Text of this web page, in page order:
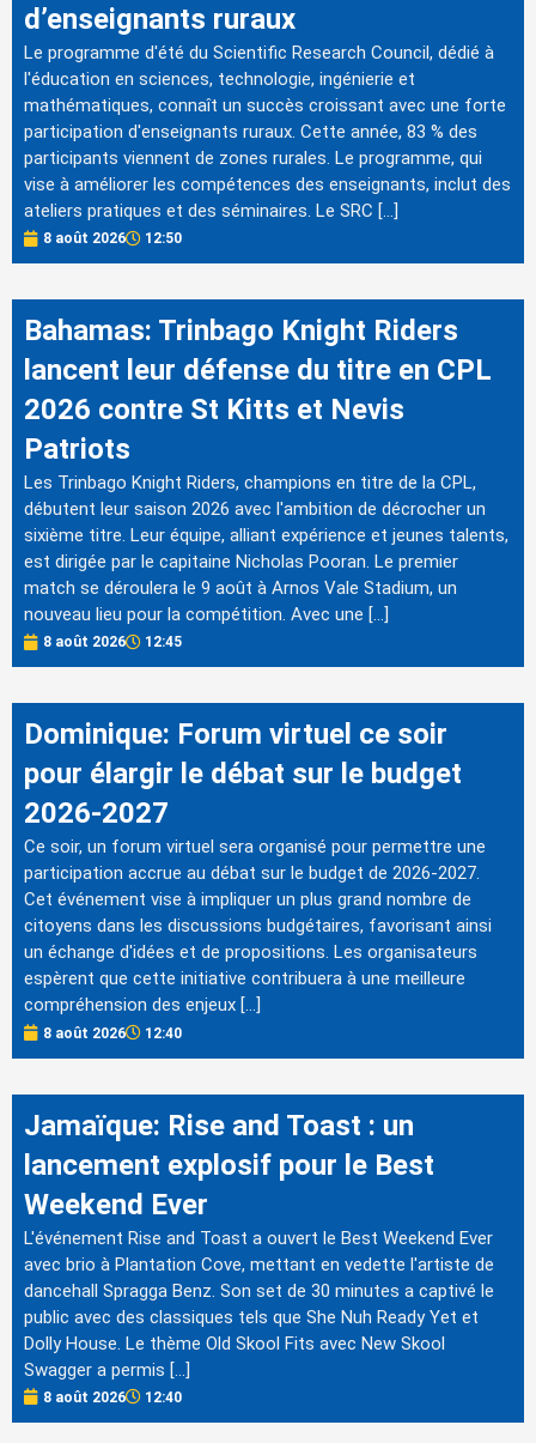
d’enseignants ruraux
Le programme d'été du Scientific Research Council, dédié à
l'éducation en sciences, technologie, ingénierie et
mathématiques, connaît un succès croissant avec une forte
participation d'enseignants ruraux. Cette année, 83 % des
participants viennent de zones rurales. Le programme, qui
vise à améliorer les compétences des enseignants, inclut des
ateliers pratiques et des séminaires. Le SRC […]
8 août 2026 12:50
Bahamas: Trinbago Knight Riders
lancent leur défense du titre en CPL
2026 contre St Kitts et Nevis
Patriots
Les Trinbago Knight Riders, champions en titre de la CPL,
débutent leur saison 2026 avec l'ambition de décrocher un
sixième titre. Leur équipe, alliant expérience et jeunes talents,
est dirigée par le capitaine Nicholas Pooran. Le premier
match se déroulera le 9 août à Arnos Vale Stadium, un
nouveau lieu pour la compétition. Avec une […]
8 août 2026 12:45
Dominique: Forum virtuel ce soir
pour élargir le débat sur le budget
2026-2027
Ce soir, un forum virtuel sera organisé pour permettre une
participation accrue au débat sur le budget de 2026-2027.
Cet événement vise à impliquer un plus grand nombre de
citoyens dans les discussions budgétaires, favorisant ainsi
un échange d'idées et de propositions. Les organisateurs
espèrent que cette initiative contribuera à une meilleure
compréhension des enjeux […]
8 août 2026 12:40
Jamaïque: Rise and Toast : un
lancement explosif pour le Best
Weekend Ever
L'événement Rise and Toast a ouvert le Best Weekend Ever
avec brio à Plantation Cove, mettant en vedette l'artiste de
dancehall Spragga Benz. Son set de 30 minutes a captivé le
public avec des classiques tels que She Nuh Ready Yet et
Dolly House. Le thème Old Skool Fits avec New Skool
Swagger a permis […]
8 août 2026 12:40